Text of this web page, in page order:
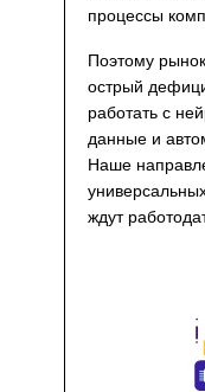
процессы
Поэтому
острый
работать с
данные и
Наше
ждут